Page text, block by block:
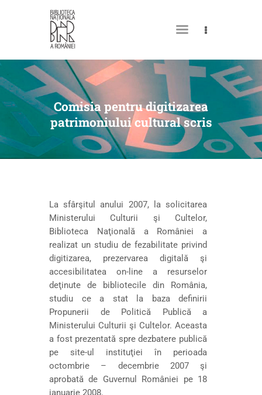
Comisia pentru digitizarea
patrimoniului cultural scris
MY LIBRARY CARD
La sfârşitul anului 2007, la solicitarea
Ministerului Culturii şi Cultelor,
Biblioteca Naţională a României a
realizat un studiu de fezabilitate privind
digitizarea, prezervarea digitală şi
accesibilitatea on-line a resurselor
deţinute de bibliotecile din România,
studiu ce a stat la baza definirii
Propunerii de Politică Publică a
Ministerului Culturii şi Cultelor. Aceasta
a fost prezentată spre dezbatere publică
pe site-ul instituţiei în perioada
octombrie – decembrie 2007 şi
aprobată de Guvernul României pe 18
ianuarie 2008.